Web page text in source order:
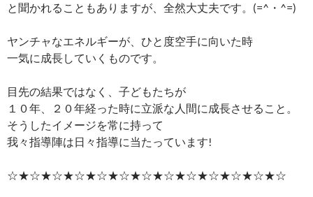
と聞かれることもありますが、全然大丈夫です。(=^・^=)
ヤンチャなエネルギーが、ひと度空手に向いた時
一気に成長していくものです。
目先の結果ではなく、子どもたちが
１０年、２０年経った時に立派な人間に成長させること。
そうしたイメージを常に持って
我々指導陣は日々指導に当たっています!
☆★☆★☆★☆★☆★☆★☆★☆★☆★☆★☆★☆★☆